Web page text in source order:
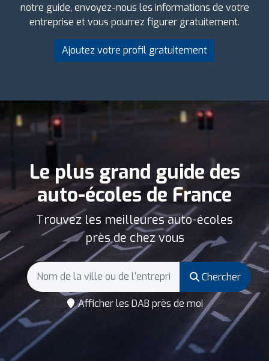
notre guide, envoyez-nous les informations de votre
entreprise et vous pourrez figurer gratuitement.
Ajoutez votre profil gratuitement
Le plus grand guide des
auto-écoles de France
Trouvez les meilleures auto-écoles
près de chez vous
Chercher
Afficher les DAB près de moi